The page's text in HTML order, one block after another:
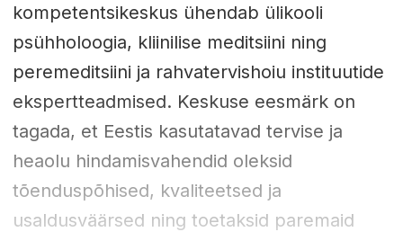
kompetentsikeskus ühendab ülikooli
psühholoogia, kliinilise meditsiini ning
peremeditsiini ja rahvatervishoiu instituutide
ekspertteadmised. Keskuse eesmärk on
tagada, et Eestis kasutatavad tervise ja
heaolu hindamisvahendid oleksid
tõenduspõhised, kvaliteetsed ja
usaldusväärsed ning toetaksid paremaid